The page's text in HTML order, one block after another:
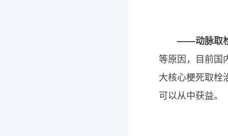
——动脉取
等原因，目前国
大核心梗死取栓
可以从中获益。